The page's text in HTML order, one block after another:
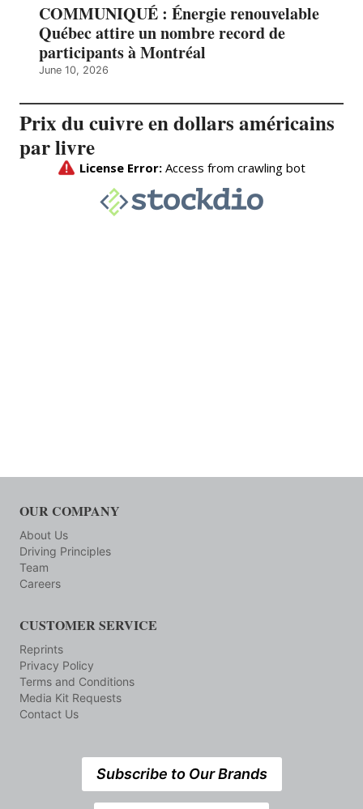
COMMUNIQUÉ : Énergie renouvelable
Québec attire un nombre record de
participants à Montréal
June 10, 2026
Prix du cuivre en dollars américains
par livre
OUR COMPANY
About Us
Driving Principles
Team
Careers
CUSTOMER SERVICE
Reprints
Privacy Policy
Terms and Conditions
Media Kit Requests
Contact Us
Subscribe to Our Brands